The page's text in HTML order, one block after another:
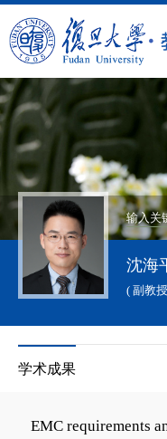
沈海
( 副教
学术成果
EMC requirements